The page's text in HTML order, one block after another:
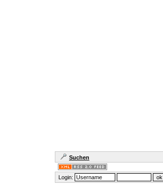
Suchen
Login: